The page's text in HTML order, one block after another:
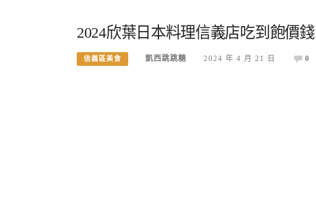
2024欣葉日本料理信義店吃到飽價
信義區美食 凱西跳跳糖 2024 年 4 月 21 日 0